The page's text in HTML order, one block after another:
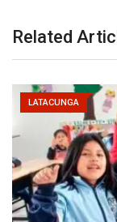
Related
LATACUNGA